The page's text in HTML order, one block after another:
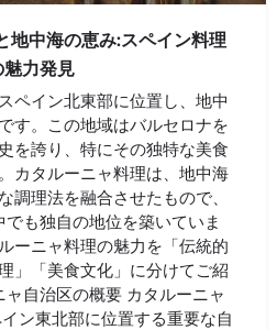
地中海の恵み:スペイン料理
魅力発見
ペイン北東部に位置し、地中
す。この地域はバルセロナを
を誇り、特にその独特な美食
カタルーニャ料理は、地中海
調理法を融合させたもので、
も独自の地位を築いていま
ーニャ料理の魅力を「伝統的
」「美食文化」に分けてご紹
自治区の概要 カタルーニャ
ン東北部に位置する重要な自